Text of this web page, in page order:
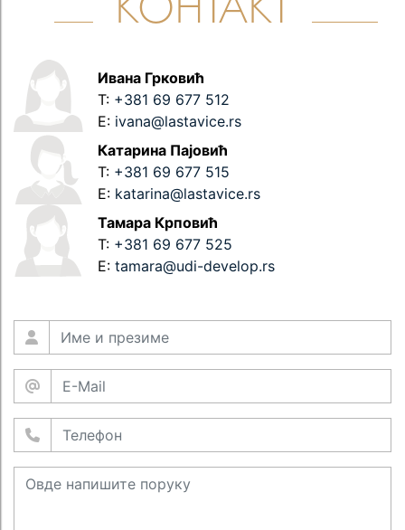
Ивана Грковић
T: +381 69 677 512
E: ivana@lastavice.rs
Катарина Пајовић
T: +381 69 677 515
E: katarina@lastavice.rs
Тамара Крповић
T: +381 69 677 525
E:tamara@udi-develop.rs